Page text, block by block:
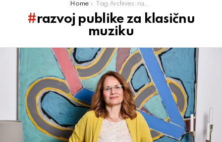
Home Tag Archives: razvoj publike za klasičnu muziku
razvoj publike za klasičnu
muziku
Latest
stories